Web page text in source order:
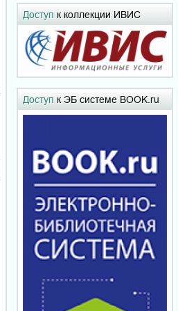
Доступ к коллекции ИВИС
Доступ к ЭБ системе BOOK.ru